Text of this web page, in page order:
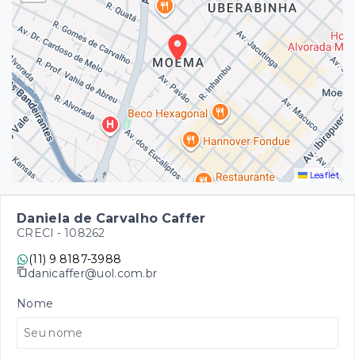
Leaflet
Daniela de Carvalho Caffer
CRECI - 108262
(11) 9 8187-3988
danicaffer@uol.com.br
Nome